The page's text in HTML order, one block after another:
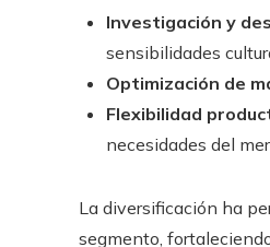
Investigación y
sensibilidades
Optimización de
Flexibilidad
necesidades del
La diversificación ha
segmento,